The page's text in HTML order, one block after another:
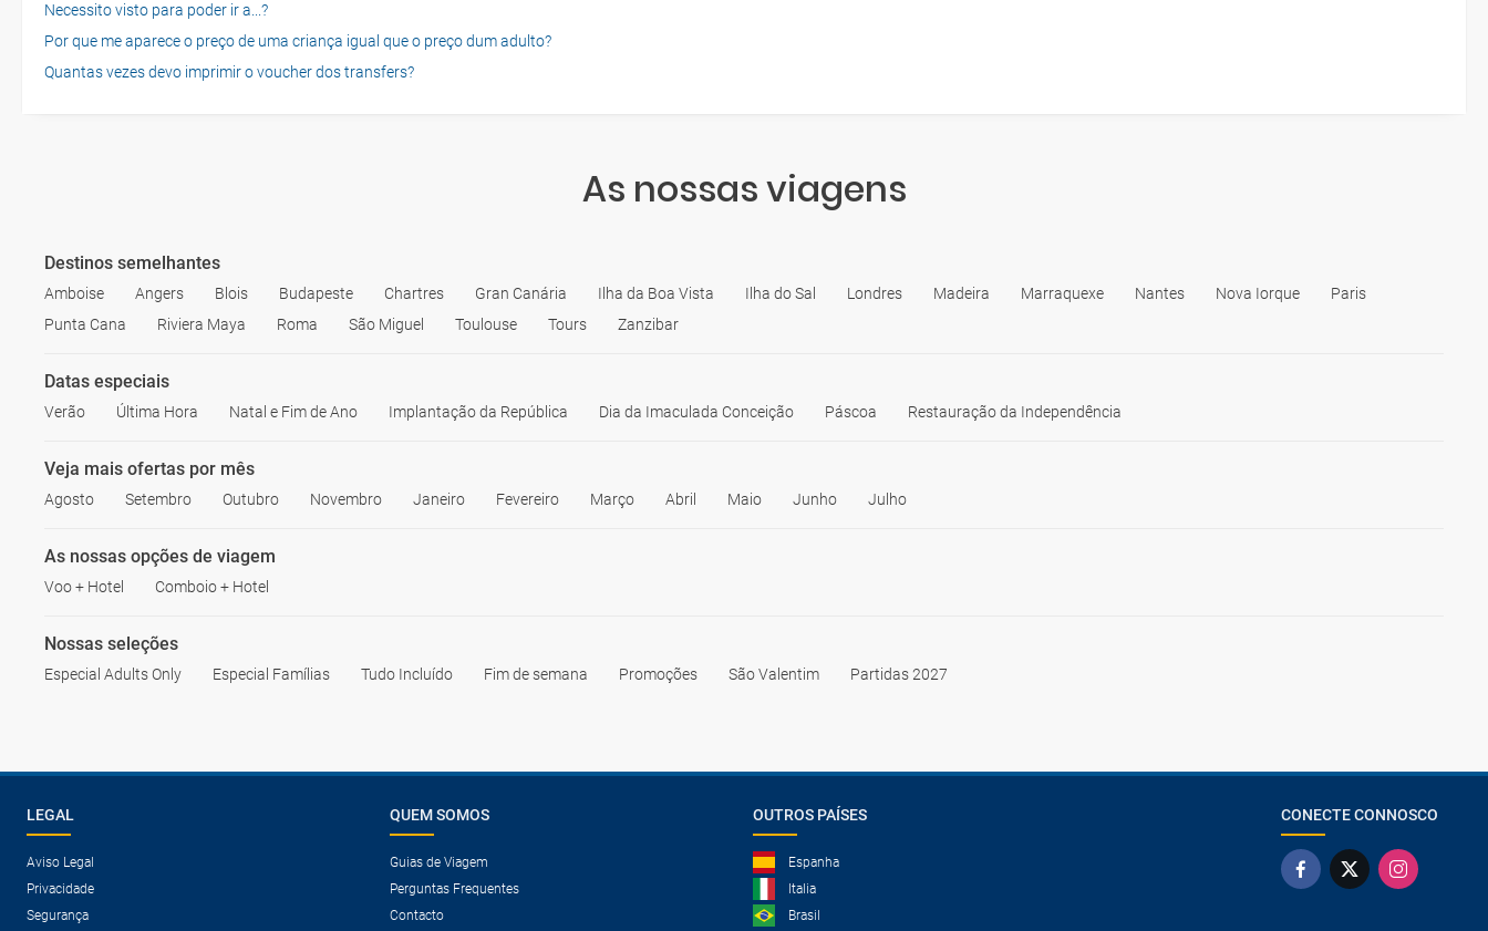
Necessito visto para poder ir a...?
Por que me aparece o preço de uma criança igual que o preço dum adulto?
Quantas vezes devo imprimir o voucher dos transfers?
As nossas viagens
Destinos semelhantes
Amboise Angers Blois Budapeste Chartres Gran Canária Ilha da Boa Vista Ilha do Sal Londres Madeira Marraquexe Nantes Nova Iorque
Paris
Punta Cana
Riviera Maya Roma São Miguel Toulouse Tours Zanzibar
Datas especiais
Verão Última Hora Natal e Fim de Ano Implantação da República Dia da Imaculada Conceição Páscoa Restauração da Independência
Veja mais ofertas por mês
Agosto Setembro Outubro Novembro Janeiro Fevereiro Março Abril Maio Junho Julho
As nossas opções de viagem
Voo + Hotel Comboio + Hotel
Nossas seleções
Especial Adults Only Especial Famílias Tudo Incluído Fim de semana Promoções São Valentim Partidas 2027
LEGAL
Aviso Legal
Privacidade
Segurança
QUEM SOMOS
Guias de Viagem
Perguntas Frequentes
Contacto
OUTROS PAÍSES
Espanha
Italia
Brasil
CONECTE CONNOSCO